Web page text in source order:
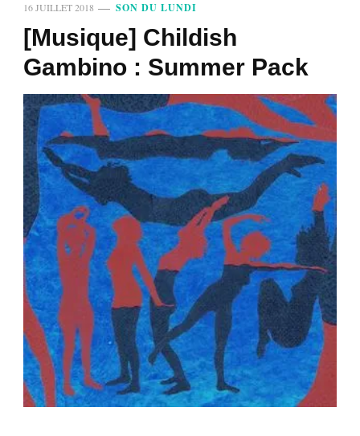
16 JUILLET 2018 SON DU LUNDI
[Musique] Childish
Gambino : Summer Pack